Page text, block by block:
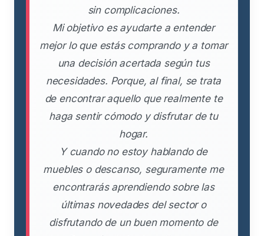
sin complicaciones.
Mi objetivo es ayudarte a entender
mejor lo que estás comprando y a tomar
una decisión acertada según tus
necesidades. Porque, al final, se trata
de encontrar aquello que realmente te
haga sentir cómodo y disfrutar de tu
hogar.
Y cuando no estoy hablando de
muebles o descanso, seguramente me
encontrarás aprendiendo sobre las
últimas novedades del sector o
disfrutando de un buen momento de